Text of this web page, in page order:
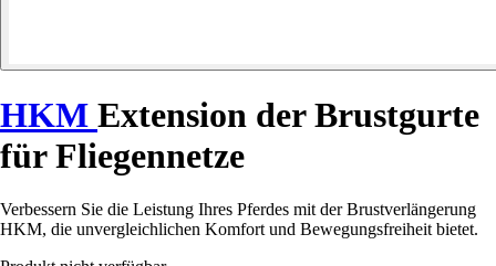
HKM Extension der Brustgurte
für Fliegennetze
Verbessern Sie die Leistung Ihres Pferdes mit der Brustverlängerung
HKM, die unvergleichlichen Komfort und Bewegungsfreiheit bietet.